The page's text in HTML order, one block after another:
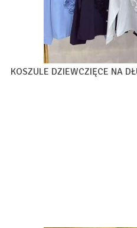
KOSZULE DZIEWCZIĘCE NA